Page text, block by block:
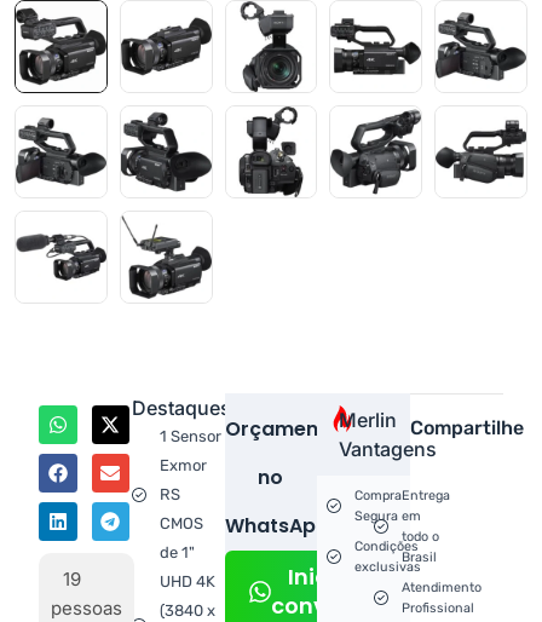
Destaques
1 Sensor
Exmor
RS
CMOS
de 1"
UHD 4K
(3840 x
Orçamento
no
WhatsApp!
Iniciar
conversa
Compartilhe
19
pessoas
Merlin
Vantagens
Compra
Segura
Condições
exclusivas
Entrega
em
todo o
Brasil
Atendimento
Profissional